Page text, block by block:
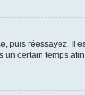
puis réessayez. Il
certain temps